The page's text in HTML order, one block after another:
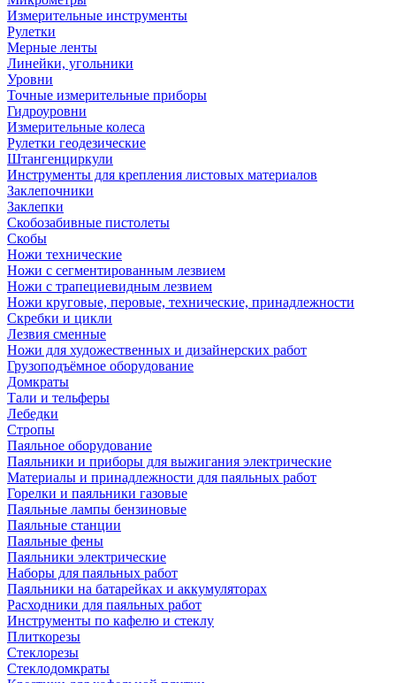
Измерительные инструменты
Рулетки
Мерные ленты
Линейки, угольники
Уровни
Точные измерительные приборы
Гидроуровни
Измерительные колеса
Рулетки геодезические
Штангенциркули
Инструменты для крепления листовых материалов
Заклепочники
Заклепки
Скобозабивные пистолеты
Скобы
Ножи технические
Ножи с сегментированным лезвием
Ножи с трапециевидным лезвием
Ножи круговые, перовые, технические, принадлежности
Скребки и цикли
Лезвия сменные
Ножи для художественных и дизайнерских работ
Грузоподъёмное оборудование
Домкраты
Тали и тельферы
Лебедки
Стропы
Паяльное оборудование
Паяльники и приборы для выжигания электрические
Материалы и принадлежности для паяльных работ
Горелки и паяльники газовые
Паяльные лампы бензиновые
Паяльные станции
Паяльные фены
Паяльники электрические
Наборы для паяльных работ
Паяльники на батарейках и аккумуляторах
Расходники для паяльных работ
Инструменты по кафелю и стеклу
Плиткорезы
Стеклорезы
Стеклодомкраты